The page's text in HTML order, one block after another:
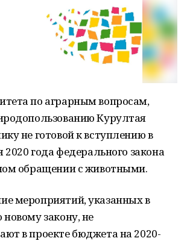
по аграрным вопросам,
Курултая
не готовой к вступлению в
2020 года федерального закона
обращении с животными.
мероприятий, указанных в
закону, не
в проекте бюджета на 2020-